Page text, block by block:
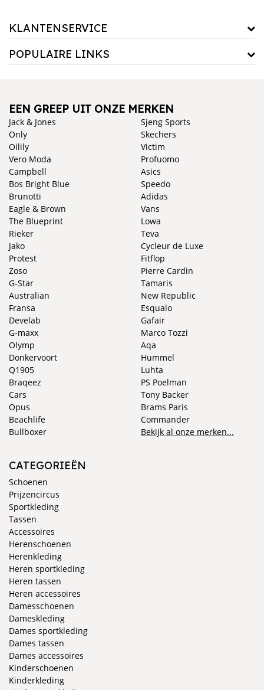
KLANTENSERVICE
POPULAIRE LINKS
EEN GREEP UIT ONZE MERKEN
Jack & Jones
Only
Oilily
Vero Moda
Campbell
Bos Bright Blue
Brunotti
Eagle & Brown
The Blueprint
Rieker
Jako
Protest
Zoso
Sjeng Sports
Skechers
Victim
Profuomo
Asics
Speedo
Adidas
Vans
Lowa
Teva
Cycleur de Luxe
Fitflop
Pierre Cardin
G-Star
Australian
Fransa
Develab
G-maxx
Olymp
Donkervoort
Q1905
Braqeez
Cars
Opus
Beachlife
Bullboxer
Tamaris
New Republic
Esqualo
Gafair
Marco Tozzi
Aqa
Hummel
Luhta
PS Poelman
Tony Backer
Brams Paris
Commander
Bekijk al onze merken...
CATEGORIEËN
Schoenen
Prijzencircus
Sportkleding
Tassen
Accessoires
Herenschoenen
Herenkleding
Heren sportkleding
Heren tassen
Heren accessoires
Damesschoenen
Dameskleding
Dames sportkleding
Dames tassen
Dames accessoires
Kinderschoenen
Kinderkleding